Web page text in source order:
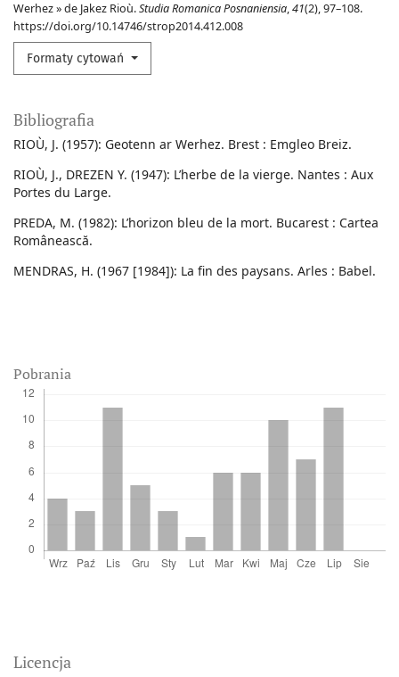
Werhez » de Jakez Rioù.Studia Romanica Posnaniensia,41(2), 97–108.
https://doi.org/10.14746/strop2014.412.008
Formaty cytowań
Pobrania
Bibliografia
RIOÙ, J. (1957): Geotenn ar Werhez. Brest : Emgleo Breiz.
RIOÙ, J., DREZEN Y. (1947): L’herbe de la vierge. Nantes : Aux
Portes du Large.
PREDA, M. (1982): L’horizon bleu de la mort. Bucarest : Cartea
Românească.
MENDRAS, H. (1967 [1984]): La fin des paysans. Arles : Babel.
Licencja